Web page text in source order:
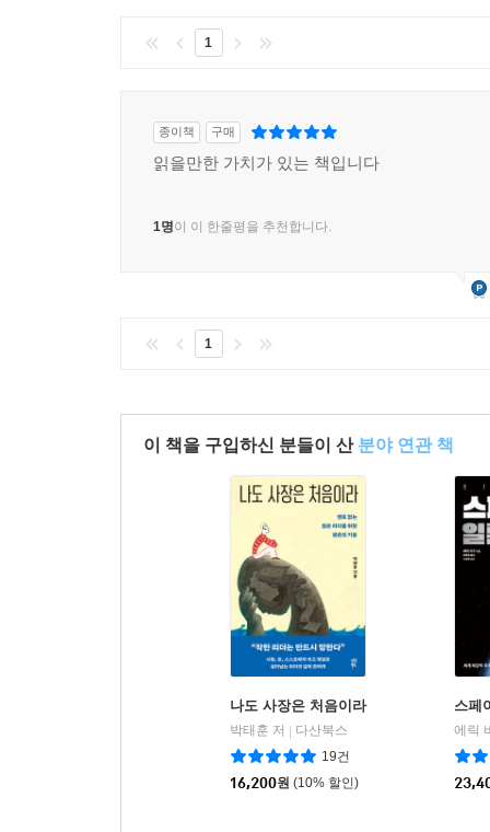
1
종이책 구매
읽을만한 가치가 있는 책입니다
1명이 이 한줄평을 추천합니다.
1
이 책을 구입하신 분들이 산 분야 연관 책
나도 사장은 처음이라
박태훈 저
다산북스
19건
16,200원 (10% 할인)
스페